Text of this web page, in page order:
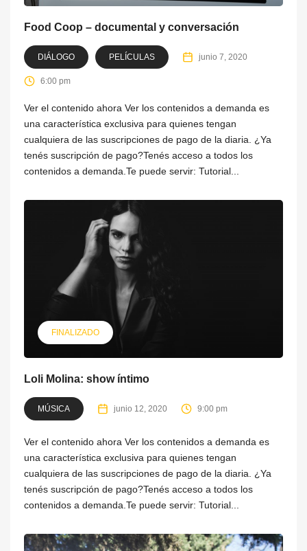
Food Coop – documental y conversación
DIÁLOGO PELÍCULAS junio 7, 2020
6:00 pm
Ver el contenido ahora Ver los contenidos a demanda es
una característica exclusiva para quienes tengan
cualquiera de las suscripciones de pago de la diaria. ¿Ya
tenés suscripción de pago?Tenés acceso a todos los
contenidos a demanda.Te puede servir: Tutorial...
FINALIZADO
Loli Molina: show íntimo
MÚSICA junio 12, 2020 9:00 pm
Ver el contenido ahora Ver los contenidos a demanda es
una característica exclusiva para quienes tengan
cualquiera de las suscripciones de pago de la diaria. ¿Ya
tenés suscripción de pago?Tenés acceso a todos los
contenidos a demanda.Te puede servir: Tutorial...